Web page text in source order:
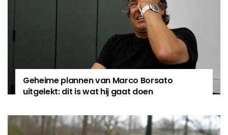
Geheime plannen van Marco Borsato
uitgelekt: dit is wat hij gaat doen